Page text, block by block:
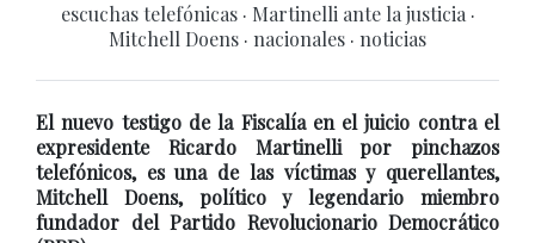
escuchas telefónicas · Martinelli ante la justicia ·
Mitchell Doens · nacionales · noticias
El nuevo testigo de la Fiscalía en el juicio contra el
expresidente Ricardo Martinelli por pinchazos
telefónicos, es una de las víctimas y querellantes,
Mitchell Doens, político y legendario miembro
fundador del Partido Revolucionario Democrático